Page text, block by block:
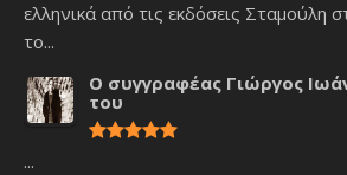
ελληνικά από τις εκδόσεις Σταμούλη
το...
Ο συγγραφέας Γιώργος
του
...